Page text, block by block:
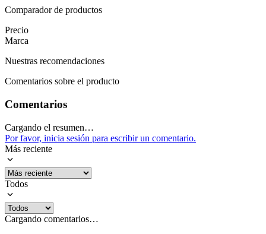
rápidos sin complicaciones. Basta enchufarla, alinear las salchichas
y obtener bocadillos calientes en poco tiempo, perfectos para snacks,
buscan sabor y comodidad en casa, con un producto confiable que
perder tiempo.
Mostrar más
Comparador de productos
Precio
Marca
Nuestras recomendaciones
Comentarios sobre el producto
Comentarios
Cargando el resumen…
Por favor, inicia sesión para escribir un comentario.
Más reciente
Todos
Cargando comentarios…